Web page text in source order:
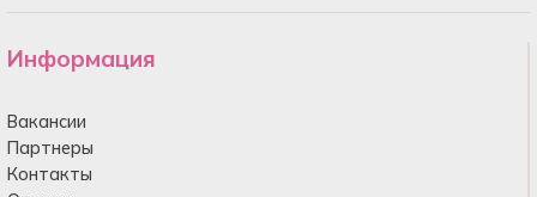
Информация
Вакансии
Партнеры
Контакты